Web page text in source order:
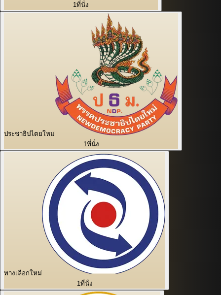
1ที่นั่ง
ประชาธิปไตยใหม่
1ที่นั่ง
ทางเลือกใหม่
1ที่นั่ง